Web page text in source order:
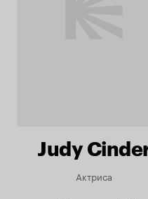
Judy
Актриса